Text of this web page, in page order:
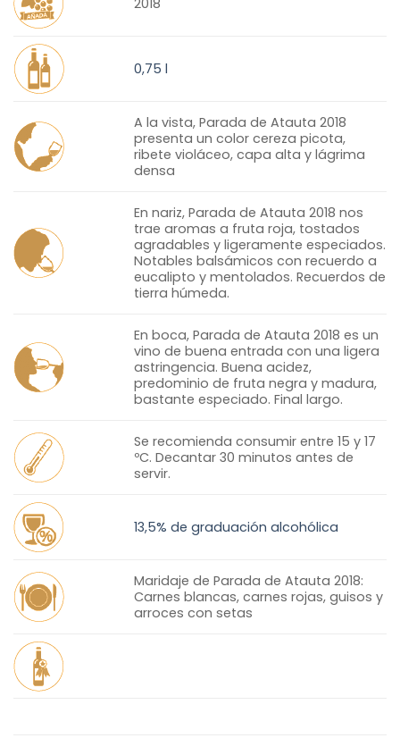
2018
0,75 l
A la vista, Parada de Atauta 2018
presenta un color cereza picota,
ribete violáceo, capa alta y lágrima
densa
En nariz, Parada de Atauta 2018 nos
trae aromas a fruta roja, tostados
agradables y ligeramente especiados.
Notables balsámicos con recuerdo a
eucalipto y mentolados. Recuerdos de
tierra húmeda.
En boca, Parada de Atauta 2018 es un
vino de buena entrada con una ligera
astringencia. Buena acidez,
predominio de fruta negra y madura,
bastante especiado. Final largo.
Se recomienda consumir entre 15 y 17
ºC. Decantar 30 minutos antes de
servir.
13,5% de graduación alcohólica
Maridaje de Parada de Atauta 2018:
Carnes blancas, carnes rojas, guisos y
arroces con setas